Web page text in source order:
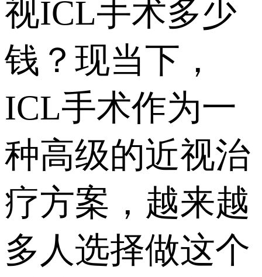
视ICL手术多少
钱？现当下，
ICL手术作为一
种高级的近视治
疗方案，越来越
多人选择做这个